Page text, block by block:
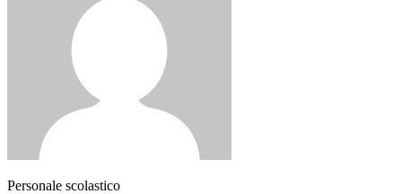
Personale scolastico